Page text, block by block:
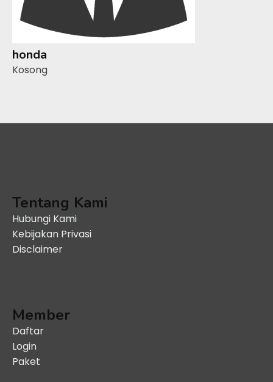
honda
Kosong
Tentang Kami
Hubungi Kami
Kebijakan Privasi
Disclaimer
Member
Daftar
Login
Paket